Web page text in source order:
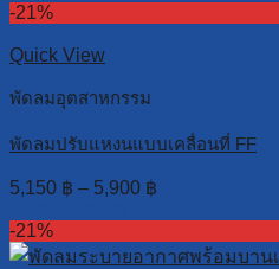
-21%
Quick View
พัดลมอุตสาหกรรม
พัดลมปรับแหงนแบบเคลื่อนที่ FF
5,150 ฿ – 5,900 ฿
-21%